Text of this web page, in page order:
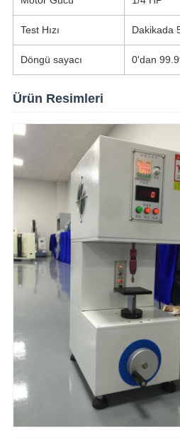
Test Hızı Dakikada
Döngü sayacı 0'dan
Ürün Resimleri